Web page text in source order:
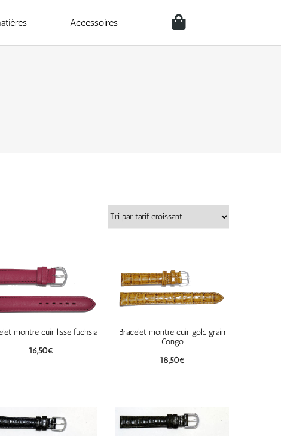
Accessoires
montre cuir lisse fuchsia
16,50€
Bracelet montre cuir gold grain
Congo
18,50€